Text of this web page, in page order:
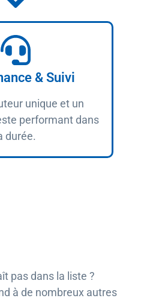
& Suivi
unique et un
performant dans
durée.
pas dans la liste ?
à de nombreux autres